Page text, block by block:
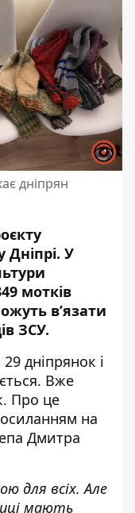
дніпрян
Дніпрі. У
мотків
вʼязати
ЗСУ.
дніпрянок і
Вже
Про це
на
Дмитра
для всіх. Але
мають